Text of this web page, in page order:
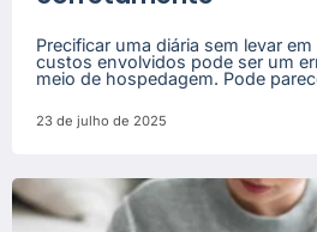
Precificar uma diária sem levar
custos envolvidos pode ser um
meio de hospedagem. Pode
23 de julho de 2025